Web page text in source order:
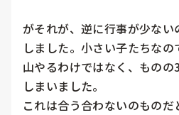
がそれが、逆に行事が少な
しました。小さい子たちな
山やるわけではなく、もの
しまいました。
これは合う合わないのもの